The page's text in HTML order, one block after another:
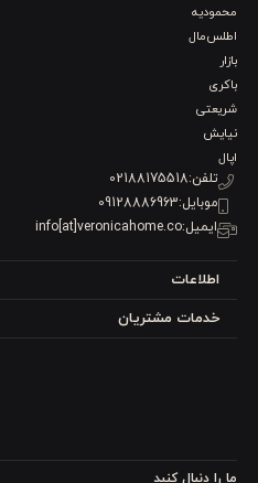
کاربرد در رستوران‌ها و کافه‌ها
چیدمان روی میز پذیرایی برای
مناسب برای سرو دسرهای کوچک
کوچک یا تکه‌های شیرینی
مناسب برای کودکان به دلیل
محصولات نرم یا میوه‌های کوچک)
2 عددی 13.2 سانت
جنس استیل ضدزنگ باکیفیت
چنگال زیتون ‌خوری ورونیکا
متریالی که به دلیل مقاومت بالا و
آشپزخانه استفاده می‌شود. این
محمودیه
اطلس‌مال
بازار
باکری
شریعتی
نیایش
اپال
تلفن:02188175518
موبایل:09128886963
ایمیل:info[at]veronicahome.co
اطلاعات
خدمات مشتریان
ما را دنبال کنید